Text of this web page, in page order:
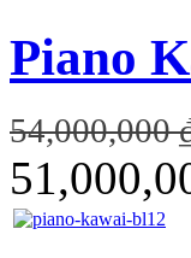
Piano
54,000,000